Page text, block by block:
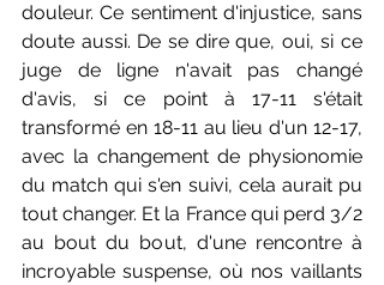
douleur. Ce sentiment d'injustice, sans
doute aussi. De se dire que, oui, si ce
juge de ligne n'avait pas changé
d'avis, si ce point à 17-11 s'était
transformé en 18-11 au lieu d'un 12-17,
avec la changement de physionomie
du match qui s'en suivi, cela aurait pu
tout changer. Et la France qui perd 3/2
au bout du bout, d'une rencontre à
incroyable suspense, où nos vaillants